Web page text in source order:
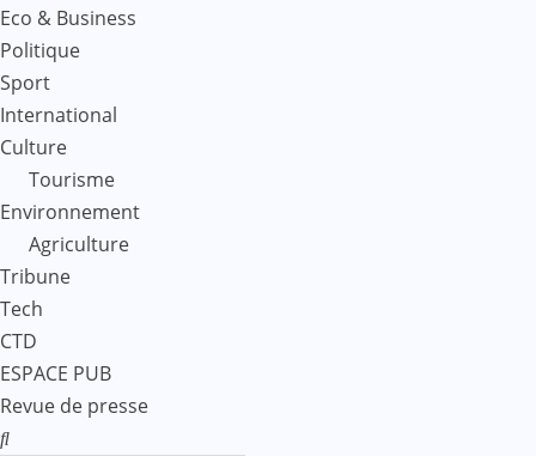
Eco & Business
Politique
Sport
International
Culture
Tourisme
Environnement
Agriculture
Tribune
Tech
CTD
ESPACE PUB
Revue de presse